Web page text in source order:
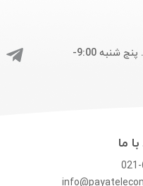
پاسخگوی شما هستیم : شنبه تا چهارشنبه 9:00-17:30 . پنج شنبه 9:00-
با ما